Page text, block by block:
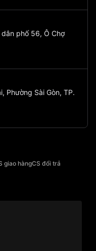
phố 56, Ô Chợ
Phường Sài Gòn, TP.
giao hàngCS đổi trả